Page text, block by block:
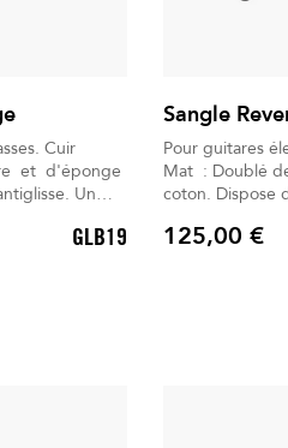
Cuir
GLB19
Sangle
Pour guitares
Mat : Doublé de laine polaire et d'éponge
coton. Dispose d'une bande antiglisse de
est
Prix
125,00 €